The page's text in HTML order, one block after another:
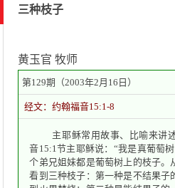
三种枝子
黄玉官 牧师
第129期（2003年2月16日）
经文：约翰福音15:1-8
主耶稣常用故事、比喻来讲
音15:1节主耶稣说：“我是真葡萄
个弟兄姐妹都是葡萄树上的枝子。
看到三种枝子：第一种是不结果子